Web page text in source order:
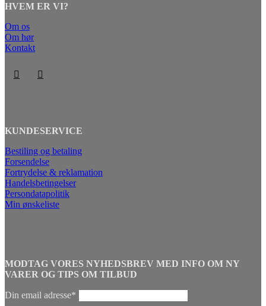
HVEM ER VI?
Om os
Om hør
Kontakt
KUNDESERVICE
Bestiling og betaling
Forsendelse
Fortrydelse & reklamation
Handelsbetingelser
Persondatapolitik
Min ønskeliste
MODTAG VORES NYHEDSBREV MED INFO OM NY
VARER OG TIPS OM TILBUD
Din email adresse*